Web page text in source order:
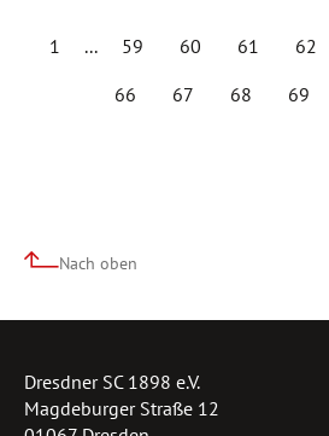
1 ... 59 60 61 62
66
67 68 69
Nach oben
Dresdner SC 1898 e.V.
Magdeburger Straße 12